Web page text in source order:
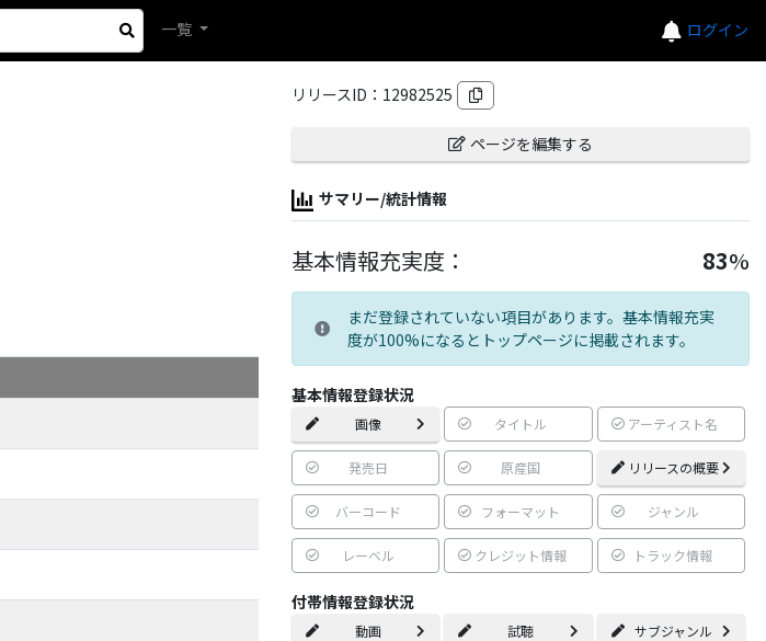
ログイン
一覧
リリースID： 12982525
ページを編集する
サマリー/統計情報
基本情報充実度： 83%
まだ登録されていない項目があります。基本情報充実
度が100%になるとトップページに掲載されます。
基本情報登録状況
画像 タイトル アーティスト名
発売日 原産国 リリースの概要
バーコード フォーマット ジャンル
レーベル クレジット情報 トラック情報
付帯情報登録状況
動画 試聴 サブジャンル